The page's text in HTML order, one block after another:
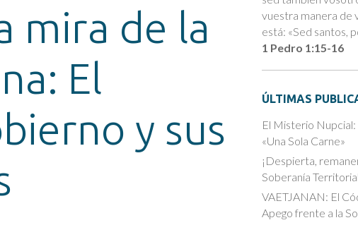
mira de la
El
y sus
vuestra manera de
está: «Sed santos,
1 Pedro 1:15-16
ÚLTIMAS
El Misterio
«Una Sola Carne»
¡Despierta,
Soberanía
VAETJANAN: El
Apego frente a la